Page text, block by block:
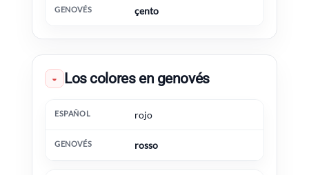
çento
◒ Los colores en genovés
Español Genovésrojo
rosso